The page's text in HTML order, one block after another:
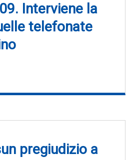
Interviene la
telefonate
pregiudizio a